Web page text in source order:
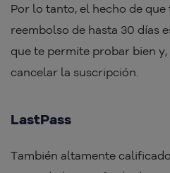
Por lo tanto, el hecho de
reembolso de hasta 30 días
que te permite probar bien
cancelar la suscripción.
LastPass
También altamente